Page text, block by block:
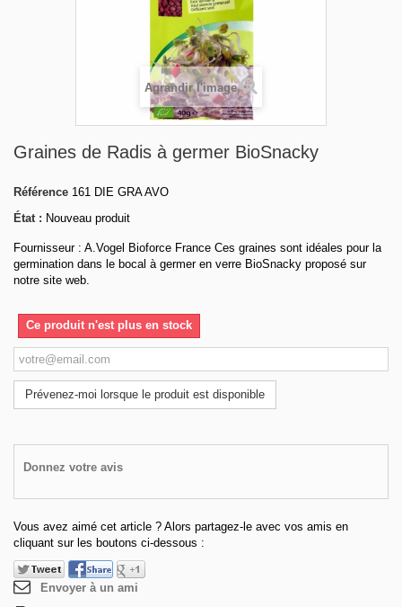
Agrandir l'image
Graines de Radis à germer BioSnacky
Référence 161 DIE GRA AVO
État : Nouveau produit
Fournisseur : A.Vogel Bioforce France Ces graines sont idéales pour la
germination dans le bocal à germer en verre BioSnacky proposé sur
notre site web.
Ce produit n'est plus en stock
Prévenez-moi lorsque le produit est disponible
Donnez votre avis
Vous avez aimé cet article ? Alors partagez-le avec vos amis en
cliquant sur les boutons ci-dessous :
Envoyer à un ami